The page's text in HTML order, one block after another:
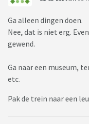
Ga alleen dingen doen.
Nee, dat is niet erg.
gewend.
Ga naar een museum,
etc.
Pak de trein naar een